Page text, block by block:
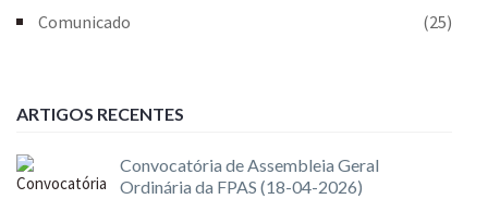
Comunicado
(25)
ARTIGOS RECENTES
Convocatória de Assembleia Geral
Ordinária da FPAS (18-04-2026)